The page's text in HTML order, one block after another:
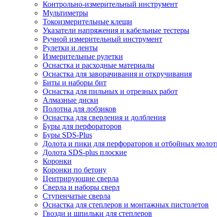
Контрольно-измерительный инструмент
Мультиметры
Токоизмерительные клещи
Указатели напряжения и кабельные тестеры
Ручной измерительный инструмент
Рулетки и ленты
Измерительные рулетки
Оснастка и расходные материалы
Оснастка для заворачивания и откручивания
Биты и наборы бит
Оснастка для пильных и отрезных работ
Алмазные диски
Полотна для лобзиков
Оснастка для сверления и долбления
Буры для перфораторов
Буры SDS-Plus
Долота и пики для перфораторов и отбойных
Долота SDS-plus плоские
Коронки
Коронки по бетону
Центрирующие сверла
Сверла и наборы сверл
Ступенчатые сверла
Оснастка для степлеров и монтажных пистолетов
Гвозди и шпильки для степлеров